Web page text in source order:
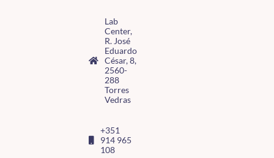
Lab
Center,
R. José
Eduardo
César, 8,
2560-
288
Torres
Vedras
+351
914 965
108